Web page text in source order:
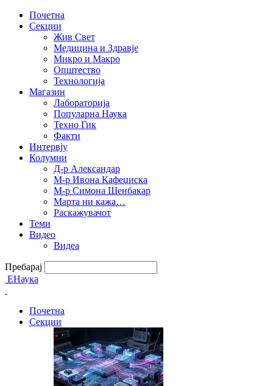
Почетна
Секции
Жив Свет
Медицина и Здравје
Микро и Макро
Општество
Технологија
Магазин
Лабораторија
Популарна Наука
Техно Гик
Факти
Интервју
Колумни
Д-р Александар
М-р Ивона Кафеџиска
М-р Симона Шенбакар
Марта ни кажа…
Раскажувачот
Теми
Видео
Видеа
Пребарај
ЕНаука
Почетна
Секции